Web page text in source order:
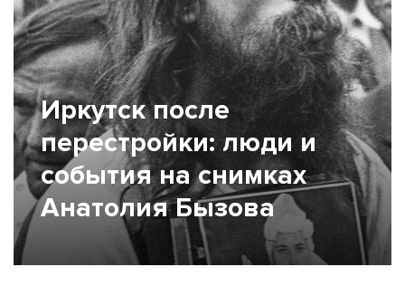
Иркутск после
перестройки: люди и
события на снимках
Анатолия Бызова